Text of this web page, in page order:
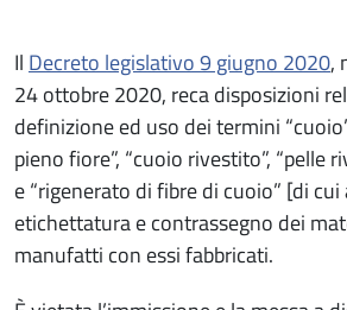
Il Decreto legislativo 9 giugno 2020,
24 ottobre 2020, reca disposizioni
definizione ed uso dei termini
pieno fiore”, “cuoio rivestito”, “pelle
e “rigenerato di fibre di cuoio” [di cui
etichettatura e contrassegno dei
manufatti con essi fabbricati.